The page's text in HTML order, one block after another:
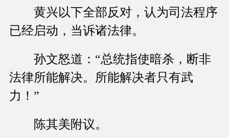
黄兴以下全部反对，认为司法程序
已经启动，当诉诸法律。
孙文怒道：“总统指使暗杀，断非
法律所能解决。所能解决者只有武
力！”
陈其美附议。